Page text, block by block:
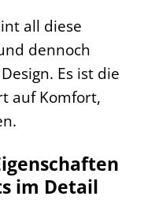
all diese
dennoch
Es ist die
auf Komfort,
im Detail